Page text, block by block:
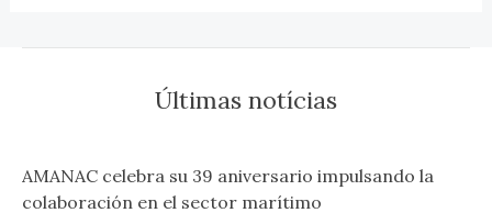
Últimas notícias
AMANAC celebra su 39 aniversario impulsando la
colaboración en el sector marítimo